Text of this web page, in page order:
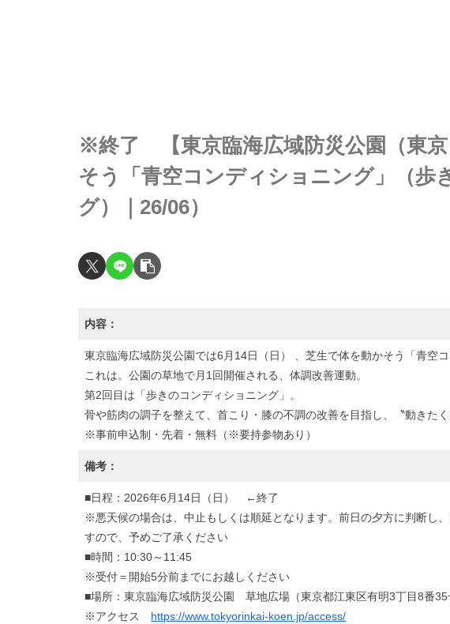
※終了 【東京臨海広域防災公園（東
そう「青空コンディショニング」（歩
グ）｜26/06）
内容：
東京臨海広域防災公園では6月14日（日） 、芝生で体を動かそう「青空
これは。公園の草地で月1回開催される、体調改善運動。
第2回目は「歩きのコンディショニング」。
骨や筋肉の調子を整えて、首こり・膝の不調の改善を目指し、〝動きた
※事前申込制・先着・無料（※要持参物あり）
備考：
■日程：2026年6月14日（日） ←終了
※悪天候の場合は、中止もしくは順延となります。前日の夕方に判断し
すので、予めご了承ください
■時間：10:30～11:45
※受付＝開始5分前までにお越しください
■場所：東京臨海広域防災公園 草地広場（東京都江東区有明3丁目8番35
※アクセス https://www.tokyorinkai-koen.jp/access/